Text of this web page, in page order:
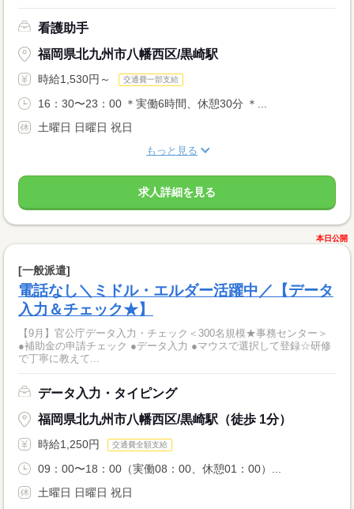
看護助手
福岡県北九州市八幡西区/黒崎駅
時給1,530円～ 交通費一部支給
16：30〜23：00 ＊実働6時間、休憩30分 ＊...
土曜日 日曜日 祝日
もっと見る
求人詳細を見る
本日公開
[一般派遣]
電話なし＼ミドル・エルダー活躍中／【データ
入力＆チェック★】
【9月】官公庁データ入力・チェック＜300名規模★事務センター＞
●補助金の申請チェック ●データ入力 ●マウスで選択して登録☆研修
で丁寧に教えて...
データ入力・タイピング
福岡県北九州市八幡西区/黒崎駅（徒歩 1分）
時給1,250円 交通費全額支給
09：00〜18：00（実働08：00、休憩01：00）...
土曜日 日曜日 祝日